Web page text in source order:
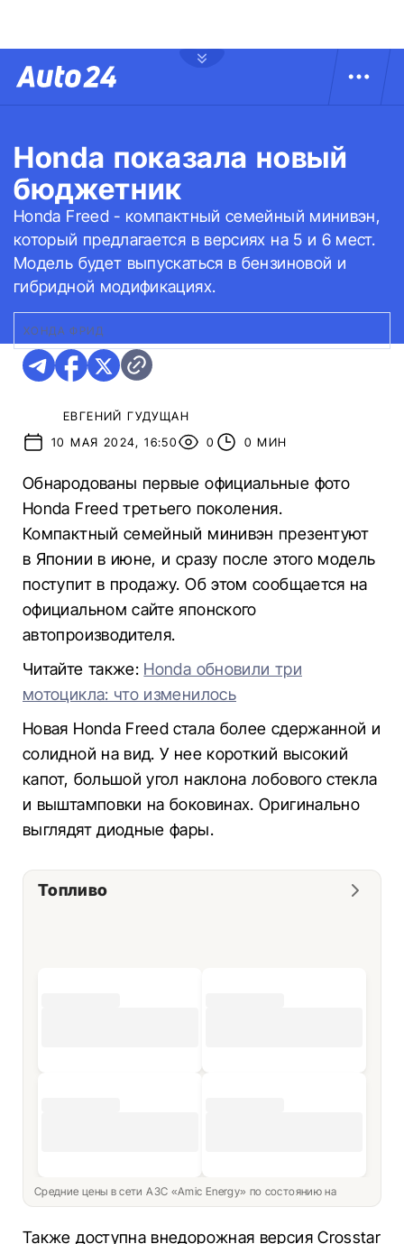
Honda показала новый
бюджетник
Honda Freed - компактный семейный минивэн,
который предлагается в версиях на 5 и 6 мест.
Модель будет выпускаться в бензиновой и
гибридной модификациях.
ХОНДА ФРИД
ЕВГЕНИЙ ГУДУЩАН
10 МАЯ 2024, 16:50
0 0 МИН
Обнародованы первые официальные фото
Honda Freed третьего поколения.
Компактный семейный минивэн презентуют
в Японии в июне, и сразу после этого модель
поступит в продажу. Об этом сообщается на
официальном сайте японского
автопроизводителя.
Читайте также: Honda обновили три
мотоцикла: что изменилось
Новая Honda Freed стала более сдержанной и
солидной на вид. У нее короткий высокий
капот, большой угол наклона лобового стекла
и выштамповки на боковинах. Оригинально
выглядят диодные фары.
Топливо
Средние цены в сети АЗС «Amic Energy» по состоянию на
Также доступна внедорожная версия Crosstar